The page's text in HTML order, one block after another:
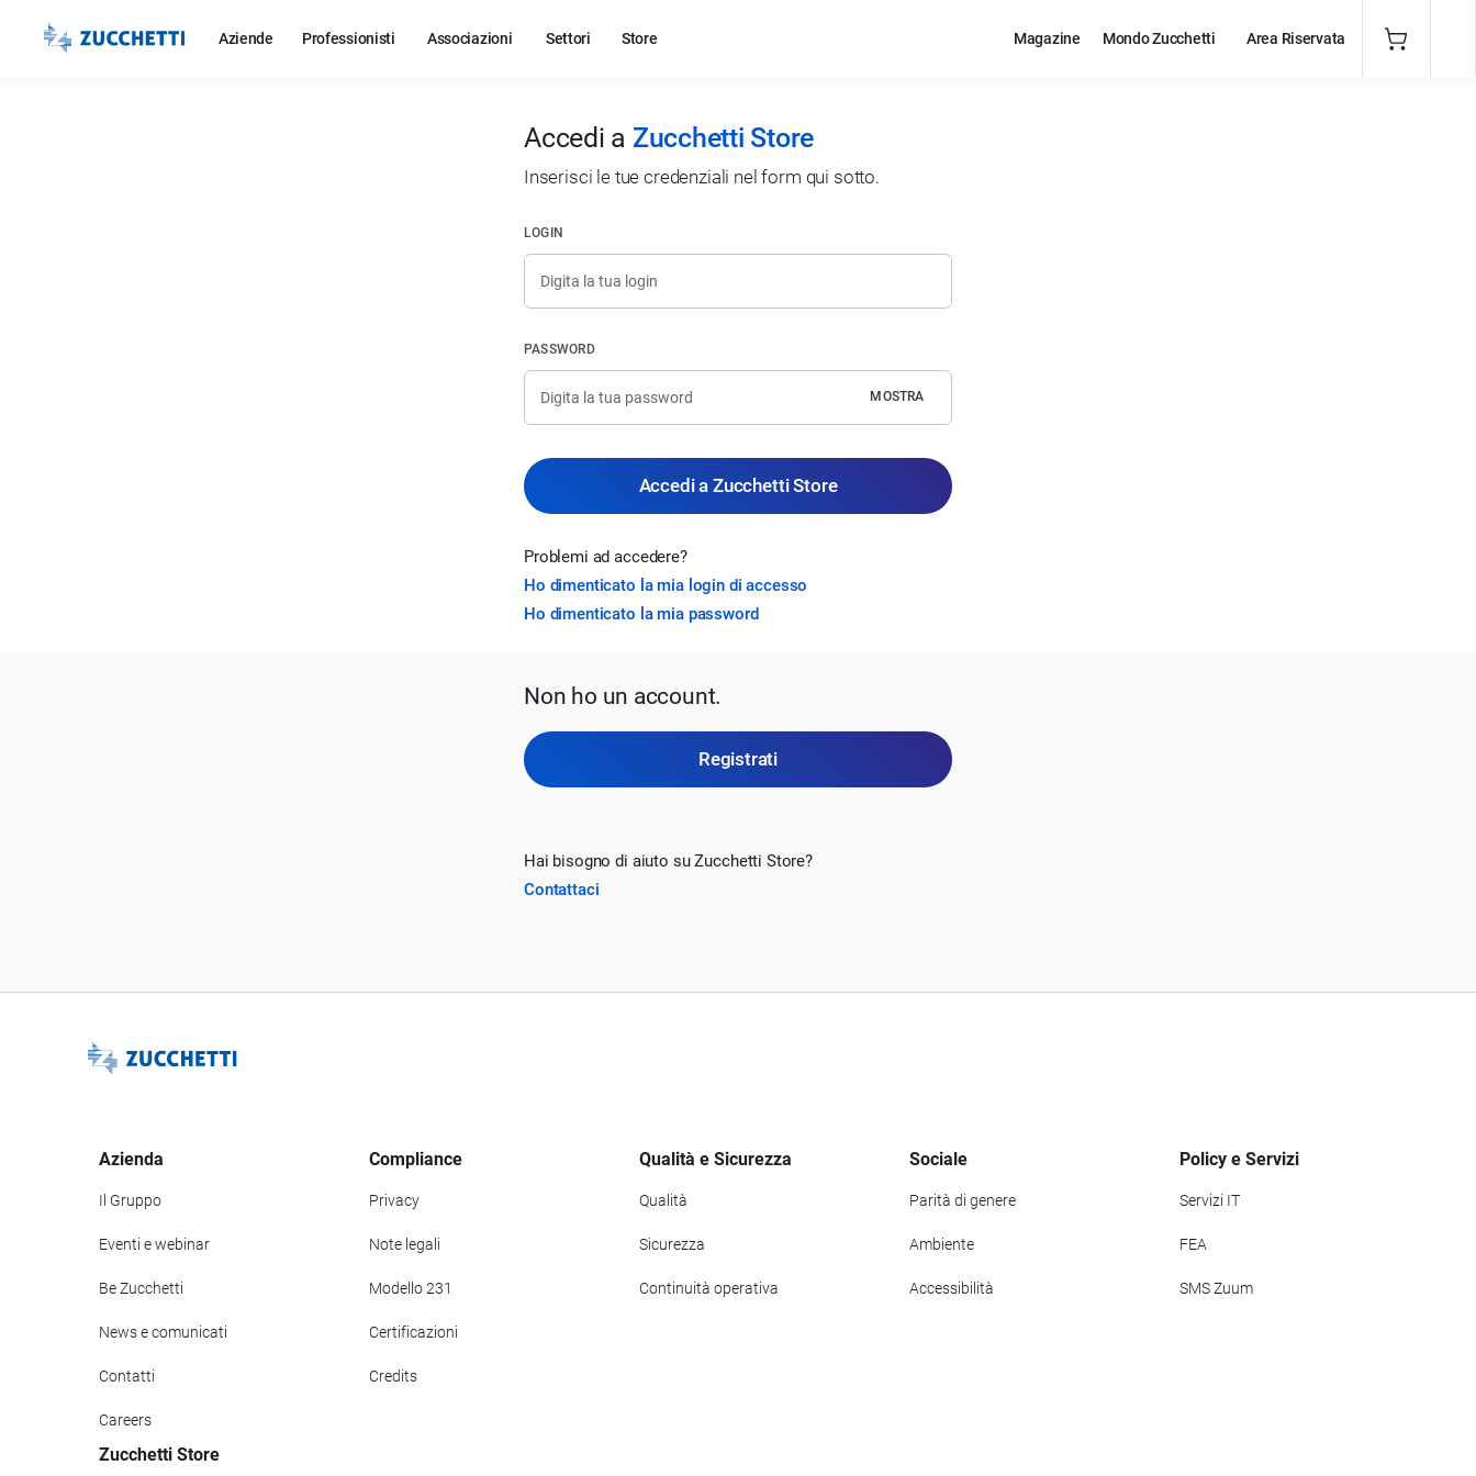
Aziende Professionisti Associazioni Settori Store Magazine Mondo Zucchetti Area Riservata
Accedi a Zucchetti Store
Inserisci le tue credenziali nel form qui sotto.
LOGIN
PASSWORD
MOSTRA
Accedi a Zucchetti Store
Problemi ad accedere?
Ho dimenticato la mia login di accesso
Ho dimenticato la mia password
Non ho un account.
Registrati
Hai bisogno di aiuto su Zucchetti Store?
Contattaci
Azienda
Il Gruppo
Eventi e webinar
Be Zucchetti
News e comunicati
Contatti
Careers
Compliance
Privacy
Note legali
Modello 231
Certificazioni
Credits
Qualità e Sicurezza
Qualità
Sicurezza
Continuità operativa
Sociale
Parità di genere
Ambiente
Accessibilità
Policy e Servizi
Servizi IT
FEA
SMS Zuum
Zucchetti Store